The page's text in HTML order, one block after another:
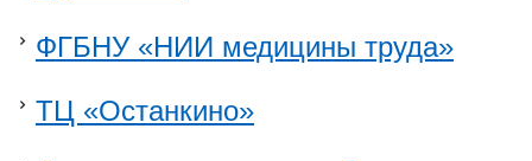
ФГБНУ «НИИ медицины труда»
ТЦ «Останкино»